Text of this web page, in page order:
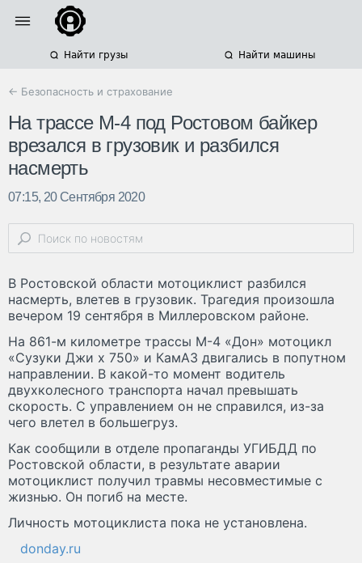
Найти грузы Найти машины
← Безопасность и страхование
На трассе М-4 под Ростовом байкер
врезался в грузовик и разбился
насмерть
07:15, 20 Сентября 2020
В Ростовской области мотоциклист разбился
насмерть, влетев в грузовик. Трагедия произошла
вечером 19 сентября в Миллеровском районе.
На 861-м километре трассы М-4 «Дон» мотоцикл
«Сузуки Джи х 750» и КамАЗ двигались в попутном
направлении. В какой-то момент водитель
двухколесного транспорта начал превышать
скорость. С управлением он не справился, из-за
чего влетел в большегруз.
Как сообщили в отделе пропаганды УГИБДД по
Ростовской области, в результате аварии
мотоциклист получил травмы несовместимые с
жизнью. Он погиб на месте.
Личность мотоциклиста пока не установлена.
donday.ru